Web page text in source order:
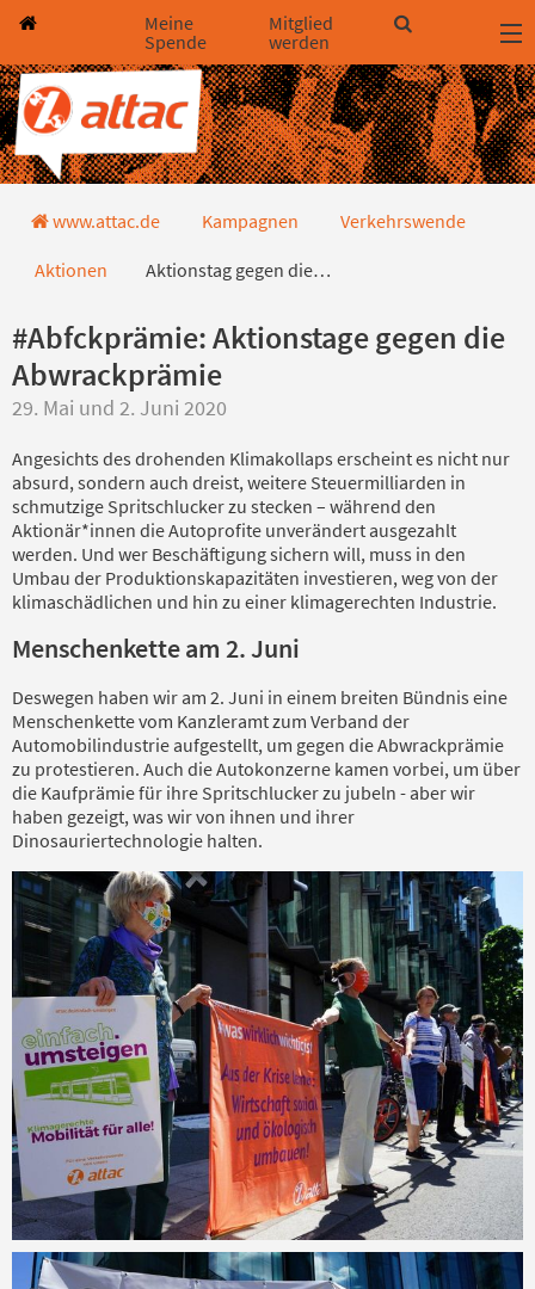
Direkt zum Hauptinhalt springen
Direkt zur Haupt-Navigation springen
Direkt zur Service-Navigation springen
Direkt zur Footer-Navigation springen
Direkt zum Footerinhalt springen
Meine
Spende
Mitglied
werden
Aktionstag gegen die
www.attac.de Kampagnen Verkehrswende
Aktionen Aktionstag gegen die…
#Abfckprämie: Aktionstage gegen die
Abwrackprämie
29. Mai und 2. Juni 2020
Angesichts des drohenden Klimakollaps erscheint es nicht nur
absurd, sondern auch dreist, weitere Steuermilliarden in
schmutzige Spritschlucker zu stecken – während den
Aktionär*innen die Autoprofite unverändert ausgezahlt
werden. Und wer Beschäftigung sichern will, muss in den
Umbau der Produktionskapazitäten investieren, weg von der
klimaschädlichen und hin zu einer klimagerechten Industrie.
Menschenkette am 2. Juni
Deswegen haben wir am 2. Juni in einem breiten Bündnis eine
Menschenkette vom Kanzleramt zum Verband der
Automobilindustrie aufgestellt, um gegen die Abwrackprämie
zu protestieren. Auch die Autokonzerne kamen vorbei, um über
die Kaufprämie für ihre Spritschlucker zu jubeln - aber wir
haben gezeigt, was wir von ihnen und ihrer
Dinosauriertechnologie halten.